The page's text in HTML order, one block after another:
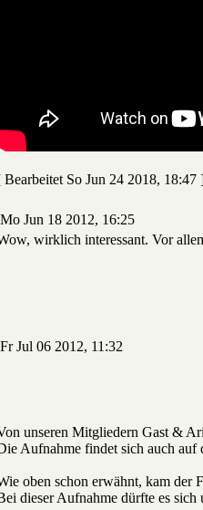
Bearbeitet So Jun 24 2018, 18:47
Mo Jun 18 2012, 16:25
wirklich interessant. Vor
Fr Jul 06 2012, 11:32
unseren Mitgliedern Gast &
Aufnahme findet sich auch auf
oben schon erwähnt, kam der
dieser Aufnahme dürfte es sich